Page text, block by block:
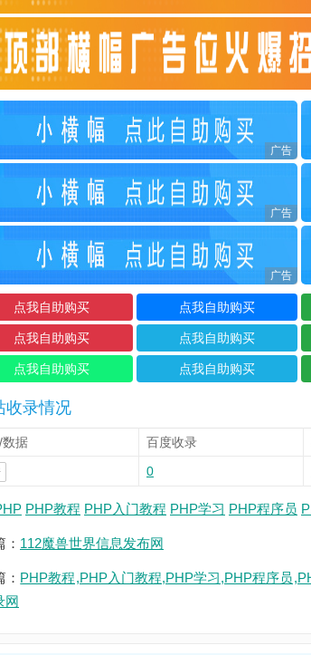
收录情况
数据 百度收录
0
PHP教程 PHP入门教程 PHP学习 PHP程序员
： 112魔兽世界信息发布网
PHP教程,PHP入门教程,PHP学习,PHP程序员
网